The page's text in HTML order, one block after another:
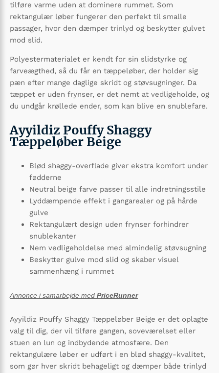
tilføre varme uden at dominere rummet. Som
rektangulær løber fungerer den perfekt til smalle
passager, hvor den dæmper trinlyd og beskytter gulvet
mod slid.
Polyestermaterialet er kendt for sin slidstyrke og
farveægthed, så du får en tæppeløber, der holder sig
pæn efter mange daglige skridt og støvsugninger. Da
tæppet er uden frynser, er det nemt at vedligeholde, og
du undgår krøllede ender, som kan blive en snublefare.
Ayyildiz Pouffy Shaggy
Tæppeløber Beige
Blød shaggy-overflade giver ekstra komfort under
fødderne
Neutral beige farve passer til alle indretningsstile
Lyddæmpende effekt i gangarealer og på hårde
gulve
Rektangulært design uden frynser forhindrer
snublekanter
Nem vedligeholdelse med almindelig støvsugning
Beskytter gulve mod slid og skaber visuel
sammenhæng i rummet
Annonce i samarbejde med PriceRunner
Ayyildiz Pouffy Shaggy Tæppeløber Beige er det oplagte
valg til dig, der vil tilføre gangen, soveværelset eller
stuen en lun og indbydende atmosfære. Den
rektangulære løber er udført i en blød shaggy-kvalitet,
som gør hver skridt behageligt og dæmper både trinlyd